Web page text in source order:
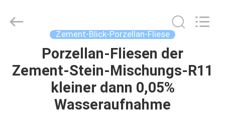
HAUSE
PRODUKTE
CERAMICS
CO.,LTD..
Zement-Blick-Porzellan-Fliese
Porzellan-Fliesen der
Zement-Stein-Mischungs-R11
kleiner dann 0,05%
Wasseraufnahme